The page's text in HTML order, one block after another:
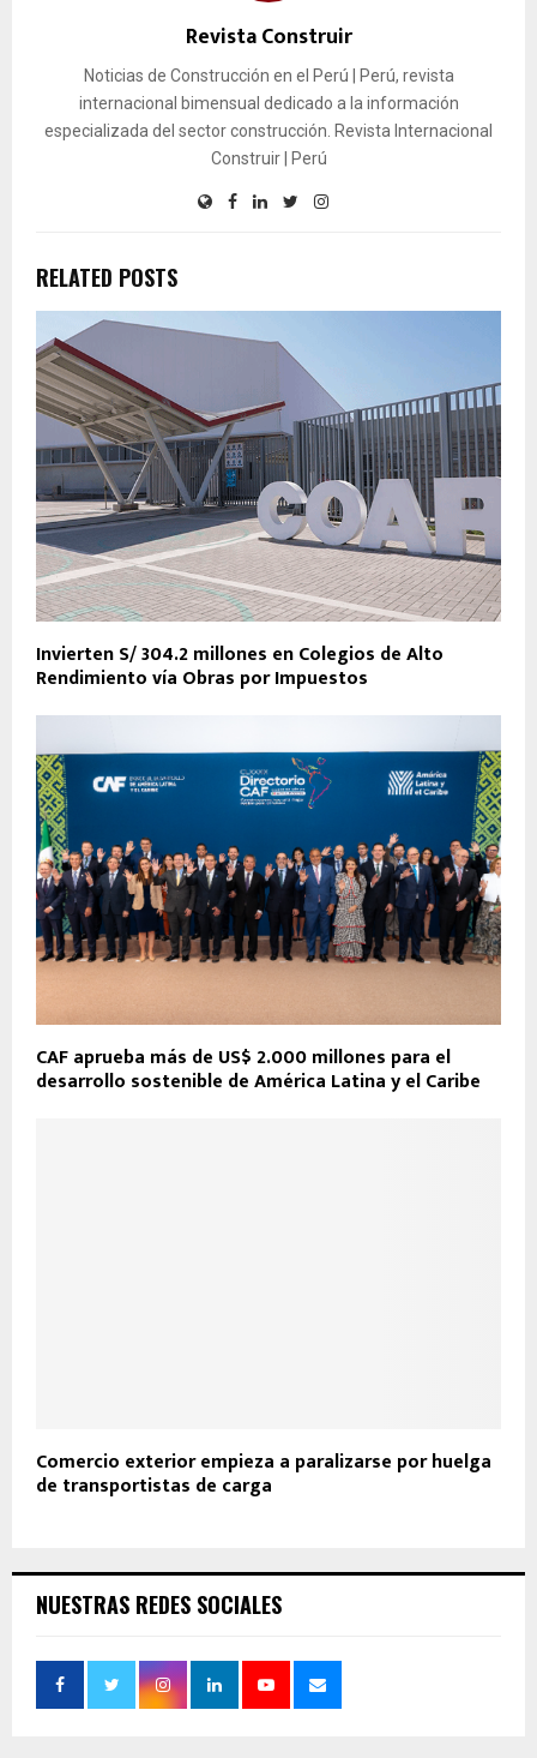
Revista Construir
Noticias de Construcción en el Perú | Perú, revista
internacional bimensual dedicado a la información
especializada del sector construcción. Revista Internacional
Construir | Perú
RELATED POSTS
Invierten S/ 304.2 millones en Colegios de Alto
Rendimiento vía Obras por Impuestos
CAF aprueba más de US$ 2.000 millones para el
desarrollo sostenible de América Latina y el Caribe
Comercio exterior empieza a paralizarse por huelga
de transportistas de carga
NUESTRAS REDES SOCIALES